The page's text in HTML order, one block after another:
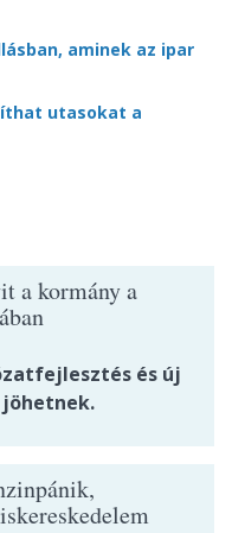
aminek az ipar
utasokat a
a kormány a
és új